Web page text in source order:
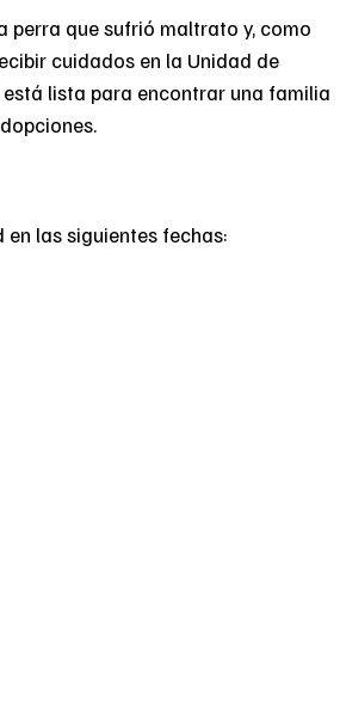
perra que sufrió maltrato y, como
cuidados en la Unidad de
lista para encontrar una familia
las siguientes fechas: